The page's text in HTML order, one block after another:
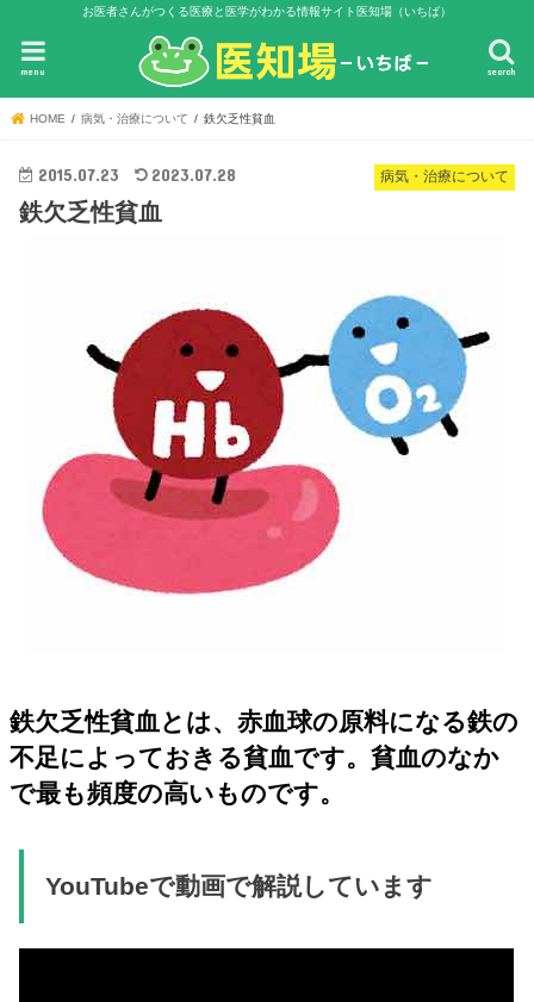
お医者さんがつくる医療と医学がわかる情報サイト医知場（いちば）
search
menu
HOME 病気・治療について 鉄欠乏性貧血
病気・治療について
2015.07.23 2023.07.28
鉄欠乏性貧血
鉄欠乏性貧血とは、赤血球の原料になる鉄の
不足によっておきる貧血です。貧血のなか
で最も頻度の高いものです。
YouTubeで動画で解説しています